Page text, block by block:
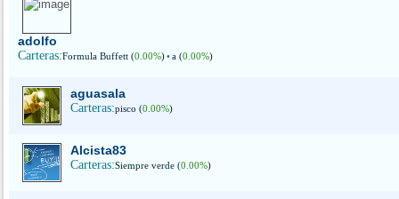
adolfo
Carteras:Formula Buffett (0.00%)•a (0.00%)
aguasala
Carteras:pisco (0.00%)
Alcista83
Carteras:Siempre verde (0.00%)